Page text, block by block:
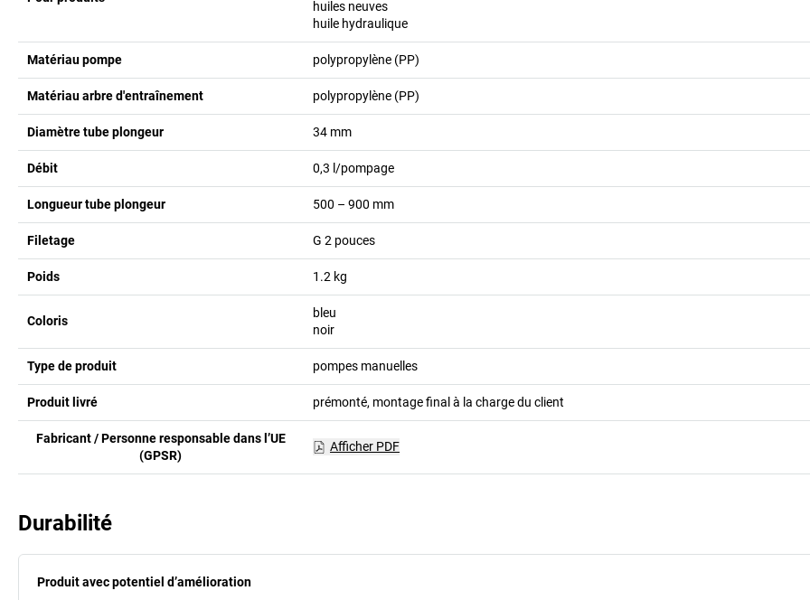
huiles neuves
huile hydraulique
Matériau pompe polypropylène (PP)
Matériau arbre d'entraînement polypropylène (PP)
Diamètre tube plongeur 34 mm
Débit 0,3 l/pompage
Longueur tube plongeur 500 – 900 mm
Filetage G 2 pouces
Poids 1.2 kg
Coloris
bleu
noir
Type de produit pompes manuelles
Produit livré prémonté, montage final à la charge du client
Fabricant / Personne responsable dans l’UE
(GPSR)
Afficher PDF
Durabilité
Produit avec potentiel d’amélioration